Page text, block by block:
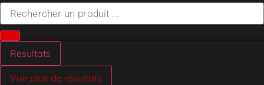
Search
Resultats
Voir plus de résultats